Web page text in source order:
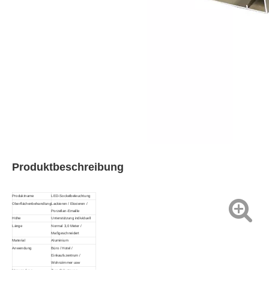
Produktbeschreibung
Produktname
LED-Sockelbeleuchtung
OberflächenbehandlungLackieren / Eloxieren /
Porzellan-Emaille
Höhe
Unterstützung individuell
Länge
Normal 3,0 Meter /
Maßgeschneidert
Material
Aluminium
Anwendung
Büro / Hotel /
Einkaufszentrum /
Wohnzimmer usw
Verwendung
Zum Schutz von